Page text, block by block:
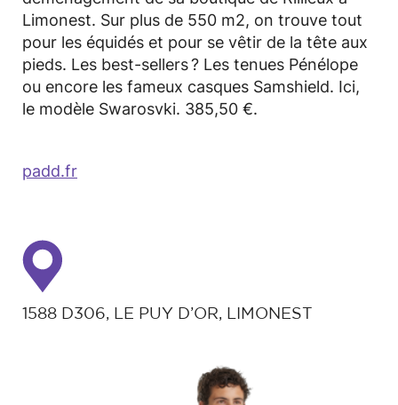
Limonest. Sur plus de 550 m2, on trouve tout
pour les équidés et pour se vêtir de la tête aux
pieds. Les best-sellers ? Les tenues Pénélope
ou encore les fameux casques Samshield. Ici,
le modèle Swarosvki. 385,50 €.
padd.fr
1588 D306, LE PUY D’OR, LIMONEST